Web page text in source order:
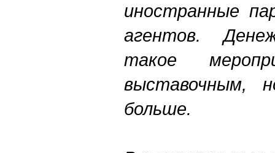
иностранные
агентов.
такое
выставочным,
больше.